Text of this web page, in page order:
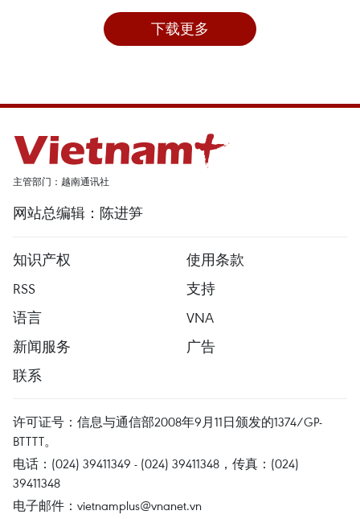
下载更多
主管部门：越南通讯社
网站总编辑：陈进笋
知识产权
使用条款
RSS
支持
语言
VNA
新闻服务
广告
联系
许可证号：信息与通信部2008年9月11日颁发的1374/GP-
BTTTT。
电话：(024) 39411349 - (024) 39411348，传真：(024)
39411348
电子邮件： vietnamplus@vnanet.vn